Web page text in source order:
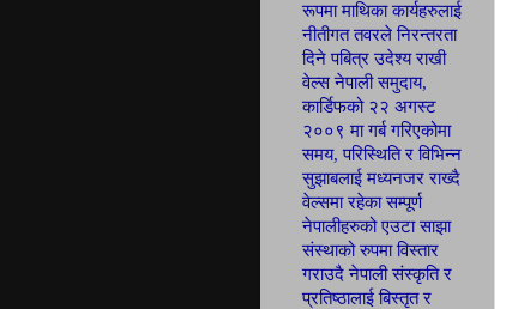
रूपमा माथिका कार्यहरुलाई
नीतीगत तवरले निरन्तरता
दिने पबित्र उदेश्य राखी
वेल्स नेपालीसमुदाय,
कार्डिफको २२ अगस्ट
२००९ मा गर्बगरिएकोमा
समय, परिस्थिति र विभिन्न
सुझाबलाई मध्यनजर राख्दै
वेल्समा रहेका सम्पूर्ण
नेपालीहरुको एउटा साझा
संस्थाको रुपमा विस्तार
गराउदै नेपाली संस्कृति र
प्रतिष्ठालाई बिस्तृत र